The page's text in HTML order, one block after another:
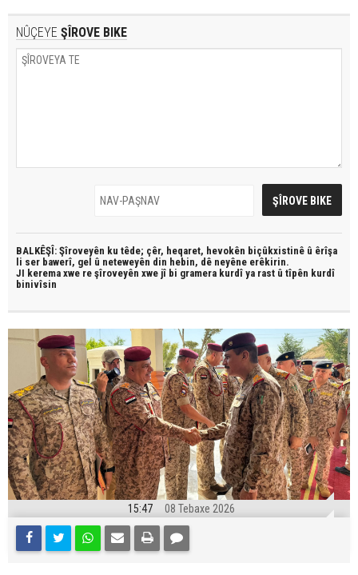
NÛÇEYE ŞÎROVE BIKE
BALKÊŞÎ: Şîroveyên ku têde; çêr, heqaret, hevokên biçûkxistinê û êrîşa
li ser bawerî, gel û neteweyên din hebin, dê neyêne erêkirin.
JI kerema xwe re şîroveyên xwe jî bi gramera kurdî ya rast û tîpên kurdî
binivîsin
15:47 08 Tebaxe 2026